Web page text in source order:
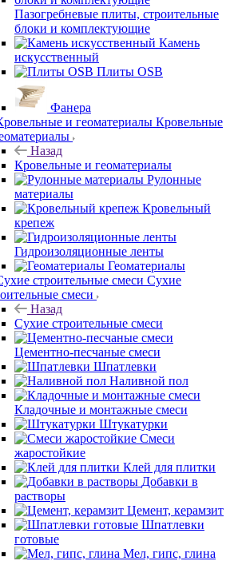
Пазогребневые плиты, строительные
блоки и комплектующие
Камень
искусственный
Плиты OSB
Фанера
Кровельные
Назад
Кровельные и геоматериалы
Рулонные
материалы
Кровельный
крепеж
Гидроизоляционные ленты
Геоматериалы
Сухие
смеси
Назад
Сухие строительные смеси
Цементно-песчаные смеси
Шпатлевки
Наливной пол
Кладочные и монтажные смеси
Штукатурки
Смеси
жаростойкие
Клей для плитки
Добавки в
растворы
Цемент, керамзит
Шпатлевки
готовые
Мел, гипс, глина